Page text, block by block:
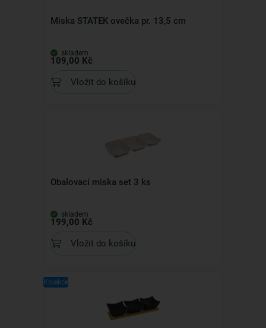
Miska STATEK ovečka pr. 13,5 cm
skladem
109,00 Kč
Vložit do košíku
Obalovací miska set 3 ks
skladem
199,00 Kč
Vložit do košíku
Kolekce